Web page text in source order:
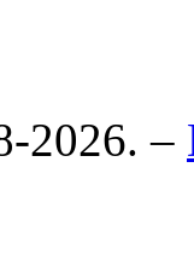
2026. –